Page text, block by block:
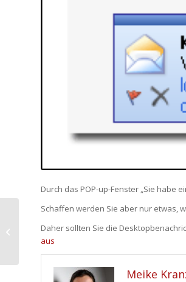
Durch das POP-up-Fenster „Sie habe
Schaffen werden Sie aber nur etwas,
Daher sollten Sie die
aus
Meike
Aktenvernichtung am
Jahresende